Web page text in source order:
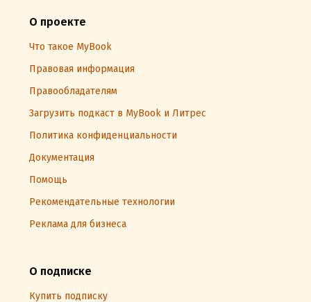
О проекте
Что такое MyBook
Правовая информация
Правообладателям
Загрузить подкаст в MyBook и Литрес
Политика конфиденциальности
Документация
Помощь
Рекомендательные технологии
Реклама для бизнеса
О подписке
Купить подписку